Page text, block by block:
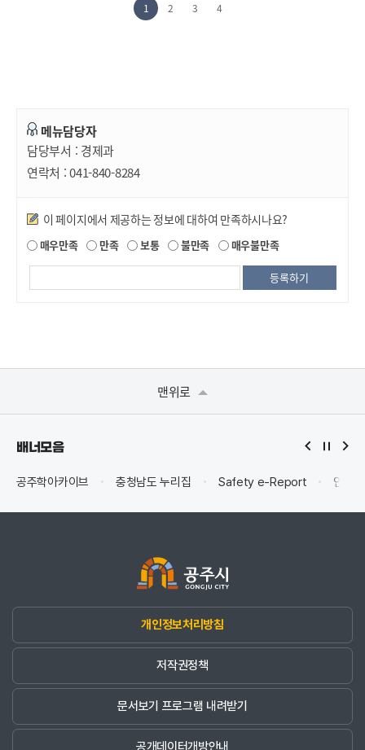
1 2 3 4
메뉴담당자
담당부서 : 경제과
연락처 :041-840-8284
만족도조사
이 페이지에서 제공하는 정보에 대하여 만족하시나요?
매우만족 만족 보통 불만족 매우불만족
맨위로
배너모음
공주학아카이브 충청남도 누리집 Safety e-Report 안전
개인정보처리방침
저작권정책
문서보기 프로그램 내려받기
공개데이터개방안내